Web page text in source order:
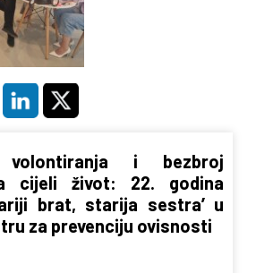
i bezbroj
cijeli život: 22. godina
brat, starija sestra’ u
za prevenciju ovisnosti